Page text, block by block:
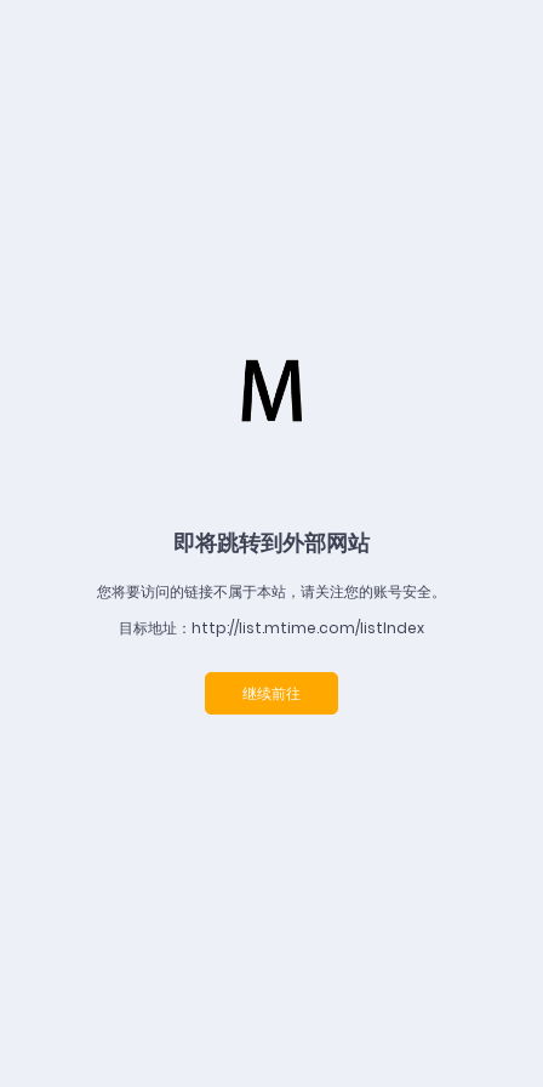
即将跳转到外部网站
您将要访问的链接不属于本站，请关注您的账号安全。
目标地址：http://list.mtime.com/listIndex
继续前往